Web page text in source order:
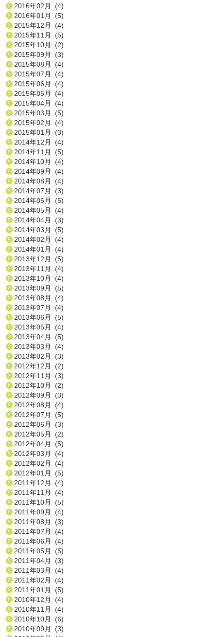
2016年02月 (4)
2016年01月 (5)
2015年12月 (4)
2015年11月 (5)
2015年10月 (2)
2015年09月 (3)
2015年08月 (4)
2015年07月 (4)
2015年06月 (4)
2015年05月 (4)
2015年04月 (4)
2015年03月 (5)
2015年02月 (4)
2015年01月 (3)
2014年12月 (4)
2014年11月 (5)
2014年10月 (4)
2014年09月 (4)
2014年08月 (4)
2014年07月 (3)
2014年06月 (5)
2014年05月 (4)
2014年04月 (3)
2014年03月 (5)
2014年02月 (4)
2014年01月 (4)
2013年12月 (5)
2013年11月 (4)
2013年10月 (4)
2013年09月 (5)
2013年08月 (4)
2013年07月 (4)
2013年06月 (5)
2013年05月 (4)
2013年04月 (5)
2013年03月 (4)
2013年02月 (3)
2012年12月 (2)
2012年11月 (3)
2012年10月 (2)
2012年09月 (3)
2012年08月 (4)
2012年07月 (5)
2012年06月 (3)
2012年05月 (2)
2012年04月 (5)
2012年03月 (4)
2012年02月 (4)
2012年01月 (5)
2011年12月 (4)
2011年11月 (4)
2011年10月 (5)
2011年09月 (4)
2011年08月 (3)
2011年07月 (4)
2011年06月 (4)
2011年05月 (5)
2011年04月 (3)
2011年03月 (4)
2011年02月 (4)
2011年01月 (5)
2010年12月 (4)
2010年11月 (4)
2010年10月 (6)
2010年09月 (3)